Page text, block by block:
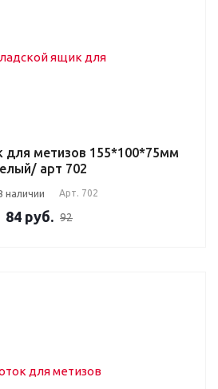
для метизов 155*100*75мм
арт 702
наличии Арт. 702
84 руб. 92